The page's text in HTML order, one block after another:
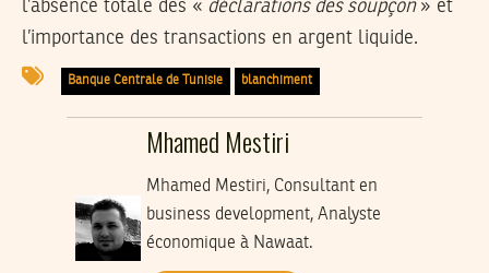
l’absence totale des « déclarations des soupçon» et
l’importance des transactions en argent liquide.
Banque Centrale de Tunisie blanchiment
Mhamed Mestiri
Mhamed Mestiri, Consultant en
business development, Analyste
économique à Nawaat.